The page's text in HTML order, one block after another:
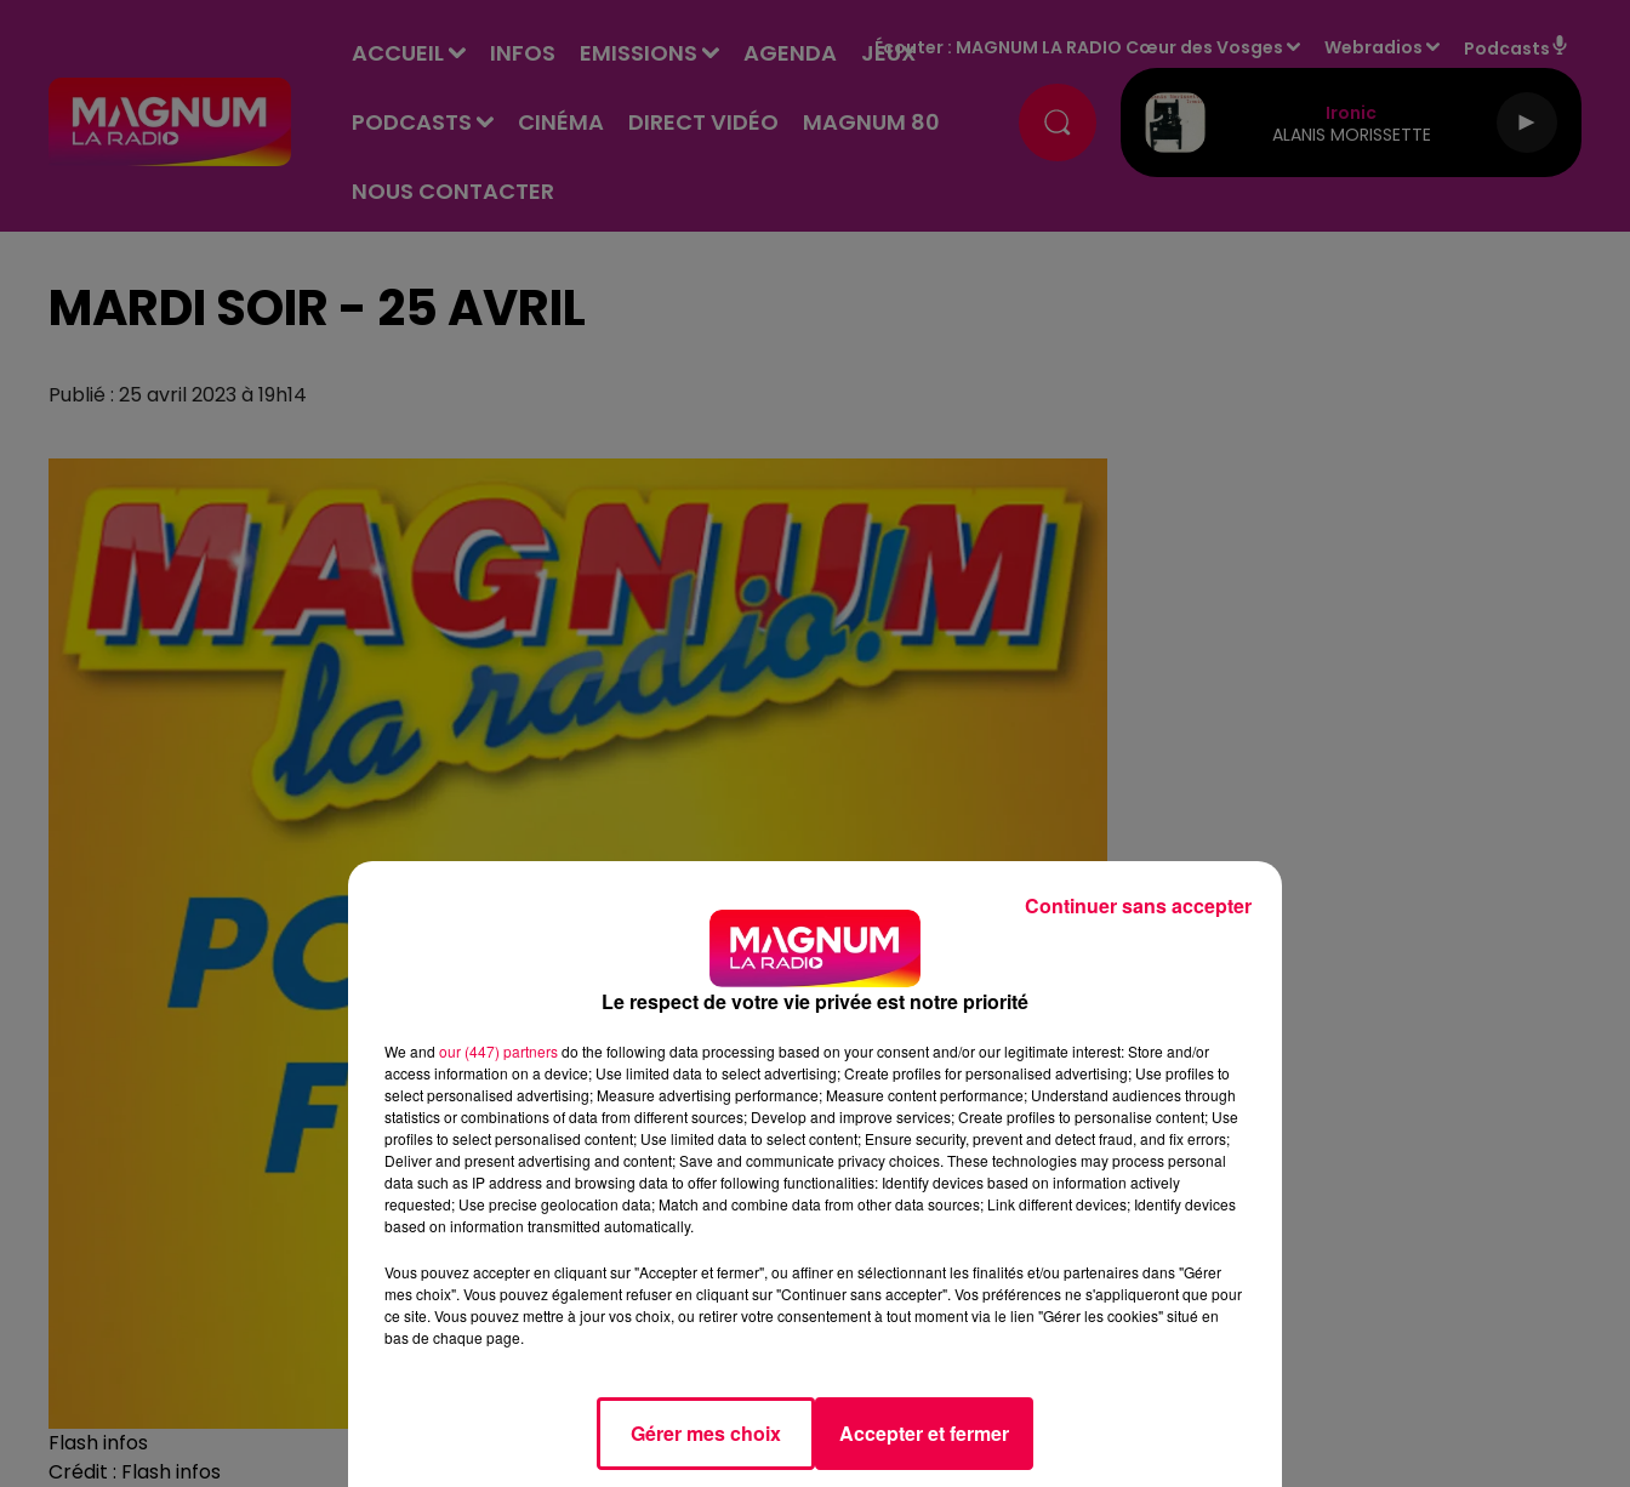
ACCUEIL INFOS EMISSIONS AGENDA JEUX
PODCASTS CINÉMA DIRECT VIDÉO MAGNUM 80
NOUS CONTACTER
Écouter : MAGNUM LA RADIO Cœur des Vosges Webradios Podcasts
Ironic
ALANIS MORISSETTE
MARDI SOIR - 25 AVRIL
Publié : 25 avril 2023 à 19h14
Flash infos
Crédit : Flash infos
Le respect de votre vie privée est notre priorité
We and our (447) partnersdo the following data processing based on your consent and/or our legitimate interest: Store and/or
access information on a device; Use limited data to select advertising; Create profiles for personalised advertising; Use profiles to
select personalised advertising; Measure advertising performance; Measure content performance; Understand audiences through
statistics or combinations of data from different sources; Develop and improve services; Create profiles to personalise content; Use
profiles to select personalised content; Use limited data to select content; Ensure security, prevent and detect fraud, and fix errors;
Deliver and present advertising and content; Save and communicate privacy choices. These technologies may process personal
data such as IP address and browsing data to offer following functionalities: Identify devices based on information actively
requested; Use precise geolocation data; Match and combine data from other data sources; Link different devices; Identify devices
based on information transmitted automatically.
Vous pouvez accepter en cliquant sur "Accepter et fermer", ou affiner en sélectionnant les finalités et/ou partenaires dans "Gérer
mes choix". Vous pouvez également refuser en cliquant sur "Continuer sans accepter". Vos préférences ne s'appliqueront que pour
ce site. Vous pouvez mettre à jour vos choix, ou retirer votre consentement à tout moment via le lien "Gérer les cookies" situé en
bas de chaque page.
Gérer mes choix Accepter et fermer
Continuer sans accepter